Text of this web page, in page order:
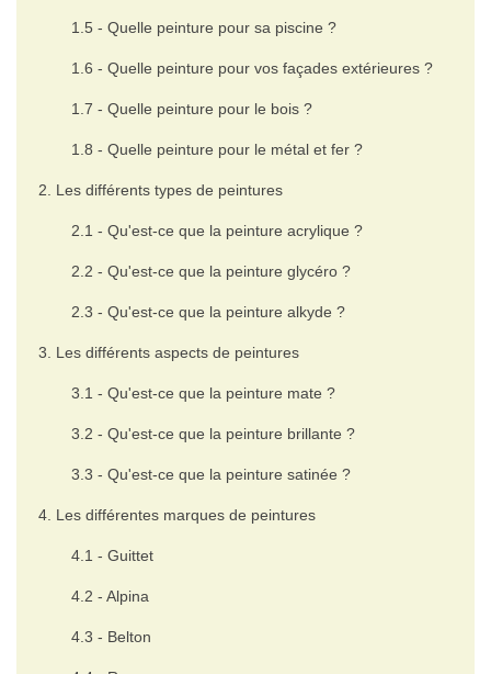
1.5 - Quelle peinture pour sa piscine ?
1.6 - Quelle peinture pour vos façades extérieures ?
1.7 - Quelle peinture pour le bois ?
1.8 - Quelle peinture pour le métal et fer ?
2. Les différents types de peintures
2.1 - Qu'est-ce que la peinture acrylique ?
2.2 - Qu'est-ce que la peinture glycéro ?
2.3 - Qu'est-ce que la peinture alkyde ?
3. Les différents aspects de peintures
3.1 - Qu'est-ce que la peinture mate ?
3.2 - Qu'est-ce que la peinture brillante ?
3.3 - Qu'est-ce que la peinture satinée ?
4. Les différentes marques de peintures
4.1 - Guittet
4.2 - Alpina
4.3 - Belton